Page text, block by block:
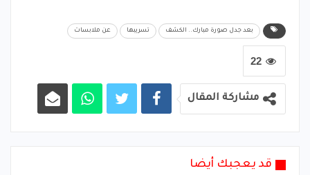
بعد جدل صورة مبارك.. الكشف تسريبها عن ملابسات
22
مشاركة المقال
قد يعجبك أيضا